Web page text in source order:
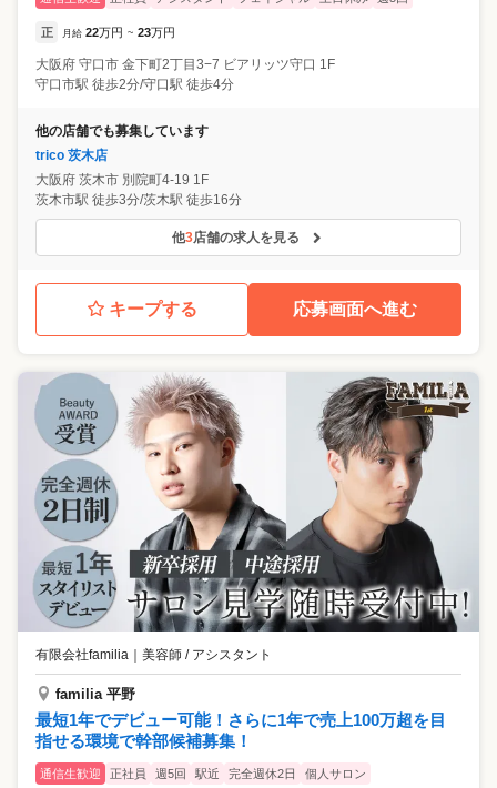
正 月給 22万円 ~ 23万円
大阪府 守口市 金下町2丁目3−7 ビアリッツ守口 1F
守口市駅 徒歩2分/守口駅 徒歩4分
他の店舗でも募集しています
trico 茨木店
大阪府 茨木市 別院町4-19 1F
茨木市駅 徒歩3分/茨木駅 徒歩16分
他3店舗の求人を見る
キープする 応募画面へ進む
有限会社familia 美容師 / アシスタント
familia 平野
最短1年でデビュー可能！さらに1年で売上100万超を目
指せる環境で幹部候補募集！
通信生歓迎 正社員 週5回 駅近 完全週休2日 個人サロン